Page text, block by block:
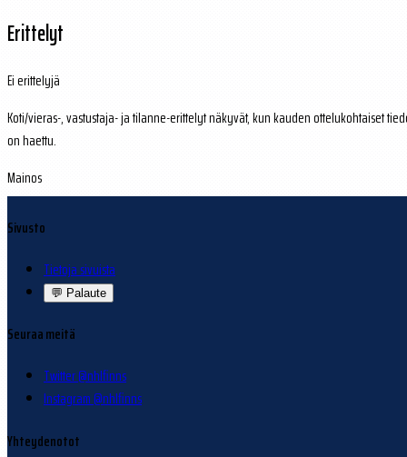
Erittelyt
Ei erittelyjä
Koti/vieras-, vastustaja- ja tilanne-erittelyt näkyvät, kun kauden ottelukohtaiset
on haettu.
Mainos
Sivusto
Tietoja sivuista
💬 Palaute
Seuraa meitä
Twitter @nhlfinns
Instagram @nhlfinns
Yhteydenotot